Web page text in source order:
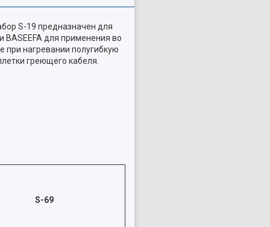
S-19 предназначен для
для применения во
нагревании полугибкую
греющего кабеля.
S-69